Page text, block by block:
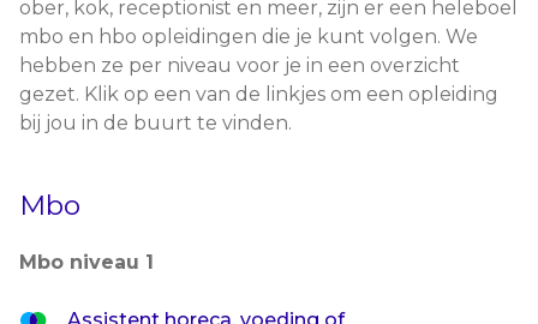
ober, kok, receptionist en meer, zijn er een heleboel
mbo en hbo opleidingen die je kunt volgen. We
hebben ze per niveau voor je in een overzicht
gezet. Klik op een van de linkjes om een opleiding
bij jou in de buurt te vinden.
Mbo
Mbo niveau 1